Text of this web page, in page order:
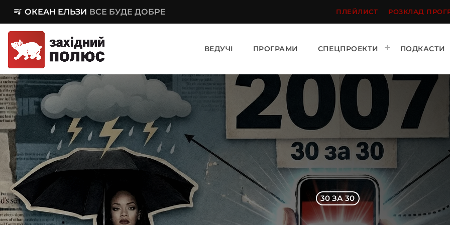
queue_music ОКЕАН ЕЛЬЗИ ВСЕ БУДЕ ДОБРЕ ПЛЕЙЛИСТ РОЗКЛАД
ВЕДУЧІ ПРОГРАМИ СПЕЦПРОЕКТИ ПОДКАСТИ
30 ЗА 30